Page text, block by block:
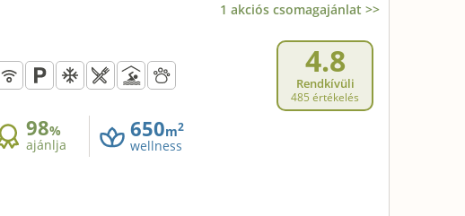
1 akciós csomagajánlat >>
4.8
Rendkívüli
485 értékelés
98%
ajánlja
650m2
wellness